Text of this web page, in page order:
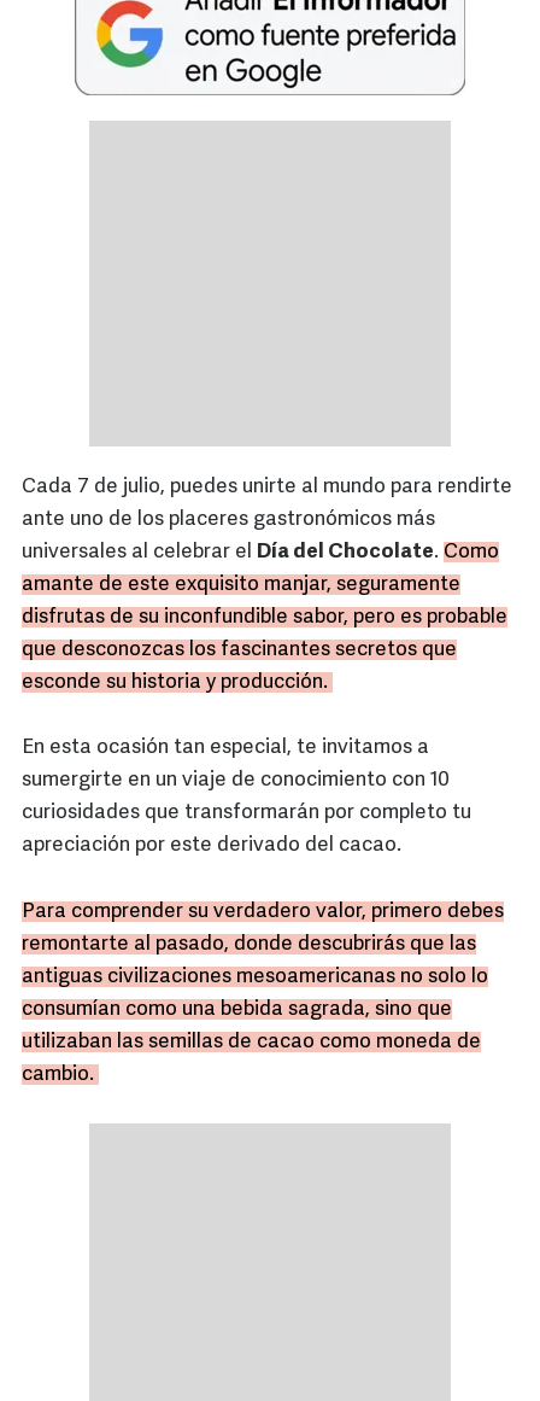
Cada 7 de julio, puedes unirte al mundo para rendirte
ante uno de los placeres gastronómicos más
universales al celebrar el Día del Chocolate. Como
amante de este exquisito manjar, seguramente
disfrutas de su inconfundible sabor, pero es probable
que desconozcas los fascinantes secretos que
esconde su historia y producción.
En esta ocasión tan especial, te invitamos a
sumergirte en un viaje de conocimiento con 10
curiosidades que transformarán por completo tu
apreciación por este derivado del cacao.
Para comprender su verdadero valor, primero debes
remontarte al pasado, donde descubrirás que las
antiguas civilizaciones mesoamericanas no solo lo
consumían como una bebida sagrada, sino que
utilizaban las semillas de cacao como moneda de
cambio.